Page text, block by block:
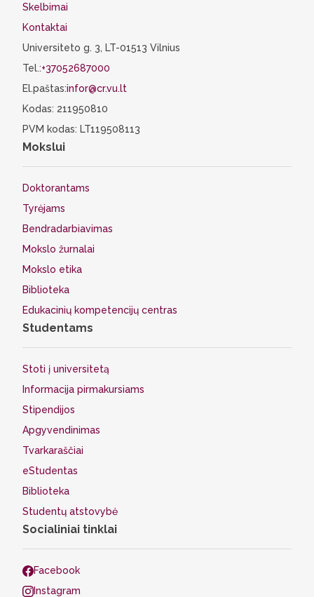
Skelbimai
Kontaktai
Universiteto g. 3, LT-01513 Vilnius
Tel.:+37052687000
El.paštas:infor@cr.vu.lt
Kodas: 211950810
PVM kodas: LT119508113
Mokslui
Doktorantams
Tyrėjams
Bendradarbiavimas
Mokslo žurnalai
Mokslo etika
Biblioteka
Edukacinių kompetencijų centras
Studentams
Stoti į universitetą
Informacija pirmakursiams
Stipendijos
Apgyvendinimas
Tvarkaraščiai
eStudentas
Biblioteka
Studentų atstovybė
Socialiniai tinklai
Facebook
Instagram